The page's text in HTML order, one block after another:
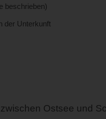
beschrieben)
der Unterkunft
Ostsee und